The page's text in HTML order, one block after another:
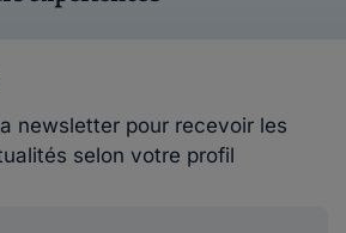
newsletter pour recevoir les
selon votre profil